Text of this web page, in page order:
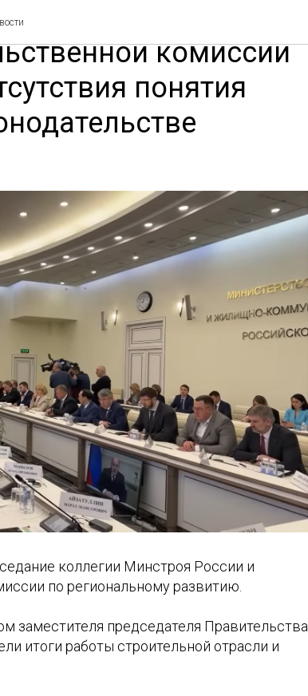
Минстроя и
комиссии
понятия
коллегии Минстроя России и
по региональному развитию.
заместителя председателя Правительства
итоги работы строительной отрасли и